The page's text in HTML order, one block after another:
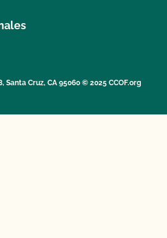
Santa Cruz, CA 95060 © 2025 CCOF.org